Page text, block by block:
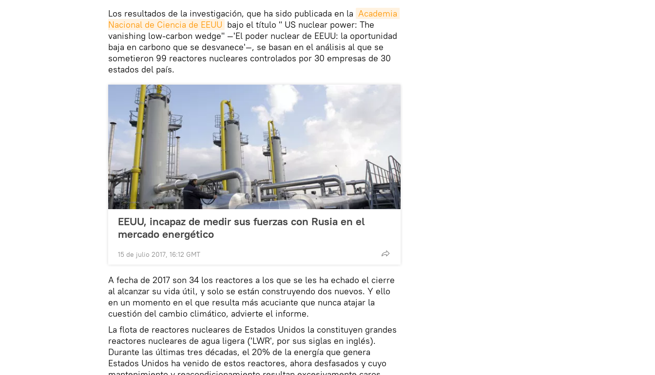
Los resultados de la investigación, que ha sido publicada en la Academia
Nacional de Ciencia de EEUU bajo el título " US nuclear power: The
vanishing low-carbon wedge" —'El poder nuclear de EEUU: la oportunidad
baja en carbono que se desvanece'—, se basan en el análisis al que se
sometieron 99 reactores nucleares controlados por 30 empresas de 30
estados del país.
EEUU, incapaz de medir sus fuerzas con Rusia en el
mercado energético
15 de julio 2017, 16:12 GMT
A fecha de 2017 son 34 los reactores a los que se les ha echado el cierre
al alcanzar su vida útil, y solo se están construyendo dos nuevos. Y ello
en un momento en el que resulta más acuciante que nunca atajar la
cuestión del cambio climático, advierte el informe.
La flota de reactores nucleares de Estados Unidos la constituyen grandes
reactores nucleares de agua ligera ('LWR', por sus siglas en inglés).
Durante las últimas tres décadas, el 20% de la energía que genera
Estados Unidos ha venido de estos reactores, ahora desfasados y cuyo